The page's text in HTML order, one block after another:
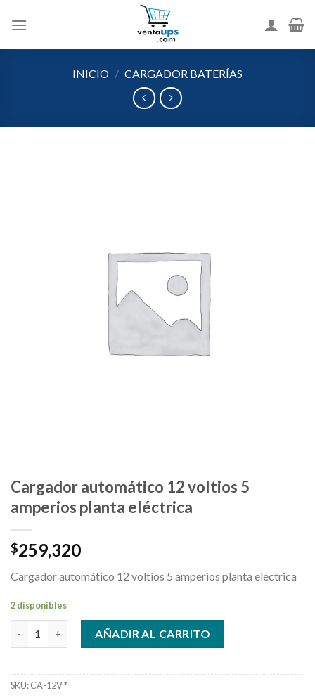
INICIO / CARGADOR BATERÍAS
Cargador automático 12 voltios 5
amperios planta eléctrica
$259,320
Cargador automático 12 voltios 5 amperios planta eléctrica
2 disponibles
Cargador automático 12 voltios 5 amperios planta eléctrica
AÑADIR AL CARRITO
SKU:CA-12V *